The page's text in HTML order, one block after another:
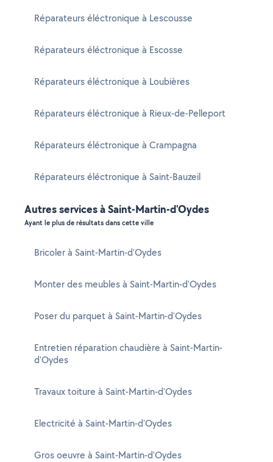
Réparateurs éléctronique à Lescousse
Réparateurs éléctronique à Escosse
Réparateurs éléctronique à Loubières
Réparateurs éléctronique à Rieux-de-Pelleport
Réparateurs éléctronique à Crampagna
Réparateurs éléctronique à Saint-Bauzeil
Autres services à Saint-Martin-d'Oydes
Ayant le plus de résultats dans cette ville
Bricoler à Saint-Martin-d'Oydes
Monter des meubles à Saint-Martin-d'Oydes
Poser du parquet à Saint-Martin-d'Oydes
Entretien réparation chaudière à Saint-Martin-
d'Oydes
Travaux toiture à Saint-Martin-d'Oydes
Electricité à Saint-Martin-d'Oydes
Gros oeuvre à Saint-Martin-d'Oydes